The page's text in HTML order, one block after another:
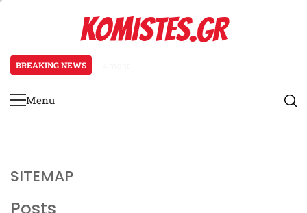
KOMISTES.GR
BREAKING NEWS
Primary
Menu
SITEMAP